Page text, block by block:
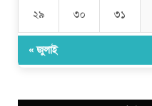
২৯ ৩০ ৩১
« জুলাই